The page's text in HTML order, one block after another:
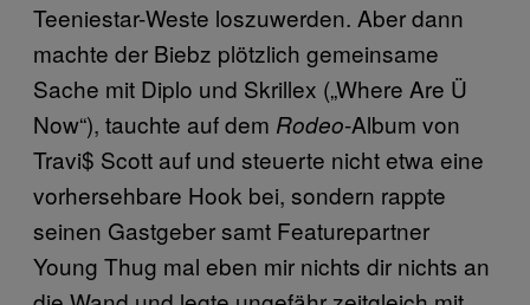
Teeniestar-Weste loszuwerden. Aber dann
machte der Biebz plötzlich gemeinsame
Sache mit Diplo und Skrillex („Where Are Ü
Now“), tauchte auf dem Rodeo-Album von
Travi$ Scott auf und steuerte nicht etwa eine
vorhersehbare Hook bei, sondern rappte
seinen Gastgeber samt Featurepartner
Young Thug mal eben mir nichts dir nichts an